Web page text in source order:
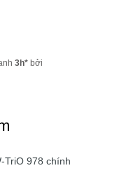
3h* bởi
TriO 978 chính